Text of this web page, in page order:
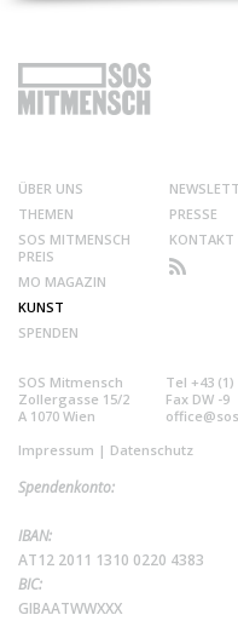
ÜBER UNS
THEMEN
SOS MITMENSCH
PREIS
MO MAGAZIN
KUNST
SPENDEN
PRESSE
KONTAKT
SOS Mitmensch
Zollergasse 15/2
A 1070 Wien
Tel +43 (1)
Fax DW -9
Impressum | Datenschutz
Spendenkonto:
IBAN:
AT12 2011 1310 0220 4383
BIC:
GIBAATWWXXX